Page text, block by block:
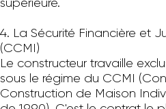
supérieure.
4. La Sécurité Financière et
(CCMI)
Le constructeur travaille
sous le régime du CCMI
Construction de Maison